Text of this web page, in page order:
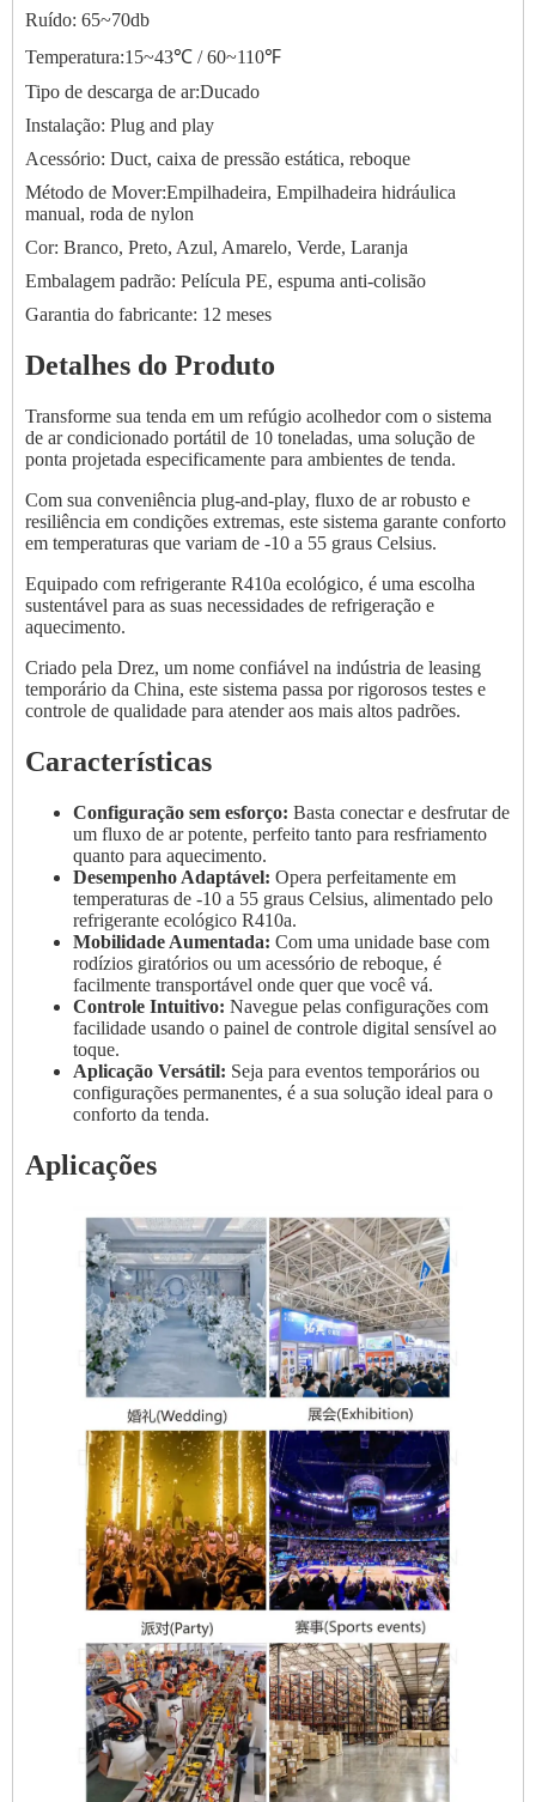
Ruído: 65~70db
Temperatura:15~43℃ / 60~110℉
Tipo de descarga de ar:Ducado
Instalação: Plug and play
Acessório: Duct, caixa de pressão estática, reboque
Método de Mover:Empilhadeira, Empilhadeira hidráulica
manual, roda de nylon
Cor: Branco, Preto, Azul, Amarelo, Verde, Laranja
Embalagem padrão: Película PE, espuma anti-colisão
Garantia do fabricante: 12 meses
Detalhes do Produto
Transforme sua tenda em um refúgio acolhedor com o sistema
de ar condicionado portátil de 10 toneladas, uma solução de
ponta projetada especificamente para ambientes de tenda.
Com sua conveniência plug-and-play, fluxo de ar robusto e
resiliência em condições extremas, este sistema garante conforto
em temperaturas que variam de -10 a 55 graus Celsius.
Equipado com refrigerante R410a ecológico, é uma escolha
sustentável para as suas necessidades de refrigeração e
aquecimento.
Criado pela Drez, um nome confiável na indústria de leasing
temporário da China, este sistema passa por rigorosos testes e
controle de qualidade para atender aos mais altos padrões.
Características
Configuração sem esforço: Basta conectar e desfrutar de
um fluxo de ar potente, perfeito tanto para resfriamento
quanto para aquecimento.
Desempenho Adaptável: Opera perfeitamente em
temperaturas de -10 a 55 graus Celsius, alimentado pelo
refrigerante ecológico R410a.
Mobilidade Aumentada: Com uma unidade base com
rodízios giratórios ou um acessório de reboque, é
facilmente transportável onde quer que você vá.
Controle Intuitivo: Navegue pelas configurações com
facilidade usando o painel de controle digital sensível ao
toque.
Aplicação Versátil: Seja para eventos temporários ou
configurações permanentes, é a sua solução ideal para o
conforto da tenda.
Aplicações